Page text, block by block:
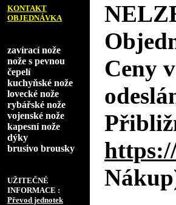
KONTAKT
OBJEDNÁVKA
zavírací nože
nože s pevnou
čepelí
kuchyňské nože
lovecké nože
rybářské nože
vojenské nože
kapesní nože
dýky
brusivo brousky
UŽITEČNÉ
INFORMACE :
Převod jednotek
Ceny